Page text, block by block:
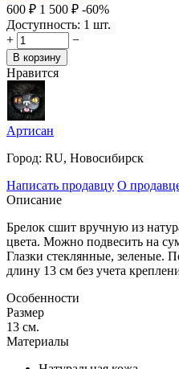
‍600‍ ₽ 1 500 ₽ -60%
Доступность: 1 шт.
+
−
В корзину
Нравится
Артисан
Город: RU, Новосибирск
Написать продавцу О
Описание
Брелок сшит вручную из
цвета. Можно подвесить на
Глазки стеклянные, зеленые.
длину 13 см без учета
Особенности
Размер
13 см.
Материалы